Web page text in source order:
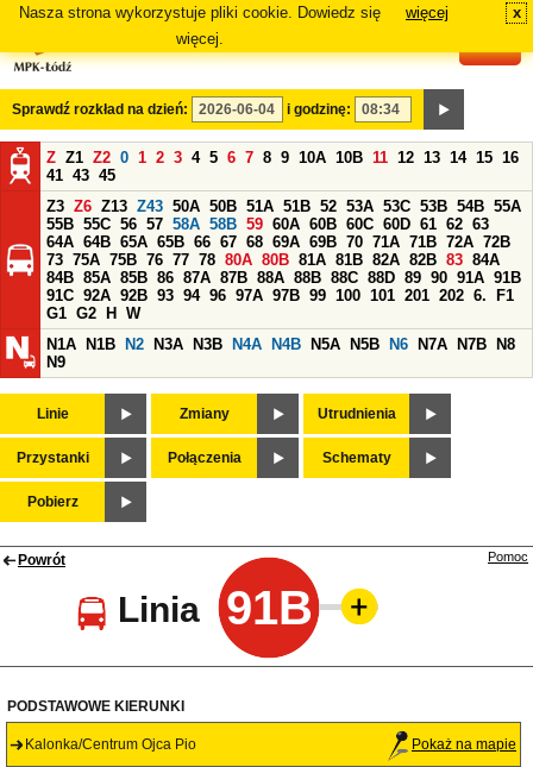
Nasza strona wykorzystuje pliki cookie. Dowiedz się
więcej.
więcej x
Sprawdź rozkład na dzień: i godzinę:
Z Z1 Z2 0 1 2 3 4 5 6 7 8 9 10A 10B 11 12 13 14 15 16
41 43 45
Z3 Z6 Z13 Z43 50A 50B 51A 51B 52 53A 53C 53B 54B 55A
55B 55C 56 57 58A 58B 59 60A 60B 60C 60D 61 62 63
64A 64B 65A 65B 66 67 68 69A 69B 70 71A 71B 72A 72B
73 75A 75B 76 77 78 80A 80B 81A 81B 82A 82B 83 84A
84B 85A 85B 86 87A 87B 88A 88B 88C 88D 89 90 91A 91B
91C 92A 92B 93 94 96 97A 97B 99 100 101 201 202 6.
F1
G1 G2 H
W
N1A
N1B N2 N3A N3B N4A N4B N5A N5B N6 N7A N7B
N8
N9
Linie Zmiany Utrudnienia
Przystanki Połączenia Schematy
Pobierz
Powrót
Linia 91B
Pomoc
PODSTAWOWE KIERUNKI
Kalonka/Centrum Ojca Pio Pokaż na mapie